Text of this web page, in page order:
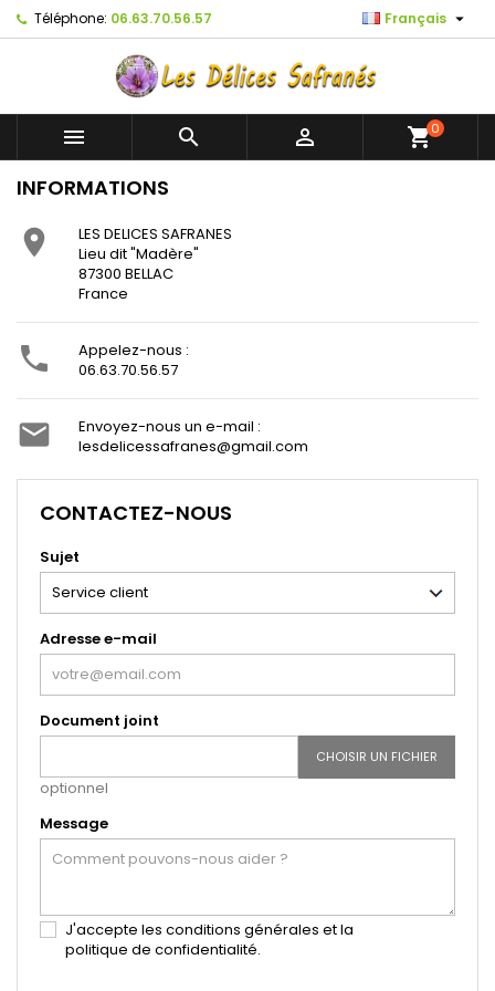
Téléphone: 06.63.70.56.57 Français 
   shopping_cart0
INFORMATIONS

LES DELICES SAFRANES
Lieu dit "Madère"
87300 BELLAC
France

Appelez-nous :
06.63.70.56.57

Envoyez-nous un e-mail :
lesdelicessafranes@gmail.com
CONTACTEZ-NOUS
Sujet
Adresse e-mail
Document joint
CHOISIR UN FICHIER
optionnel
Message
J'accepte les conditions générales et la
politique de confidentialité.